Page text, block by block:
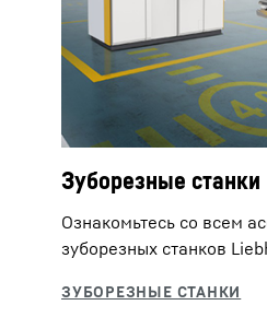
Зуборезные станки
Ознакомьтесь со всем
зуборезных станков